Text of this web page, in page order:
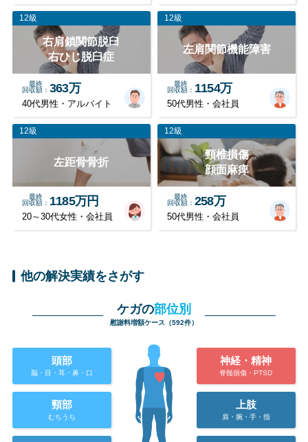
12級
右肩鎖関節脱臼
右ひじ脱臼症
最終
回収額
363万
40代男性・アルバイト
12級
左肩関節機能障害
最終
回収額
1154万
50代男性・会社員
12級
左距骨骨折
最終
回収額
1185万円
20～30代女性・会社員
12級
頸椎損傷
顔面麻痺
最終
回収額
258万
50代男性・会社員
他の解決実績をさがす
ケガの部位別
慰謝料増額ケース（592件）
頭部
脳・目・耳・鼻・口
神経・精神
脊髄損傷・PTSD
頸部
むちうち
上肢
肩・腕・手・指